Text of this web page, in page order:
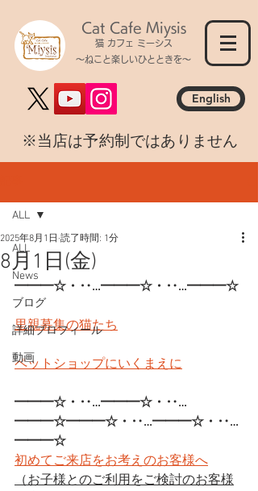
Cat Cafe Miysis
猫 カフェ ミーシス
～ねこと楽しいひとときを～
English
​※当店は予約制ではありません
ALL
News
ブログ
詳細プロフィール
動画
ALL
8月1日(金)
2025年8月1日 読了時間: 1分
━━━☆・‥…━━━☆・‥…━━━☆
里親募集の猫たち
ペットショップにいくまえに
━━━☆・‥…━━━☆・‥…
━━━☆━━━☆・‥…━━━☆・‥…
━━━☆
初めてご来店をお考えのお客様へ
（お子様とのご利用をご検討のお客様